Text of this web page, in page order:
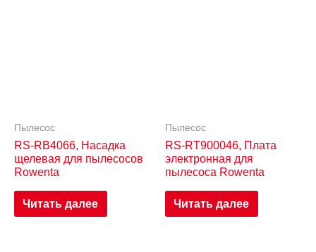
Пылесос
RS-RB4066, Насадка
щелевая для пылесосов
Rowenta
Читать далее
Пылесос
RS-RT900046, Плата
электронная для
пылесоса Rowenta
Читать далее